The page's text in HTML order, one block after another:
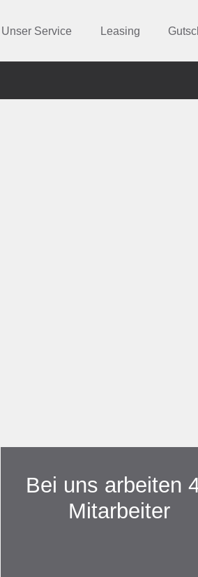
Unser Service Leasing
BIKE
Bei uns arbeiten
Mitarbeiter